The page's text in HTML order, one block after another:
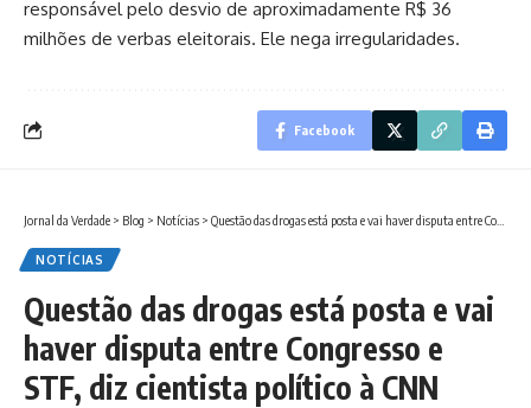
responsável pelo desvio de aproximadamente R$ 36
milhões de verbas eleitorais. Ele nega irregularidades.
Facebook
Jornal da Verdade > Blog > Notícias > Questão das drogas está posta e vai haver disputa entre Congresso e STF, diz cientista político à CNN
NOTÍCIAS
Questão das drogas está posta e vai
haver disputa entre Congresso e
STF, diz cientista político à CNN